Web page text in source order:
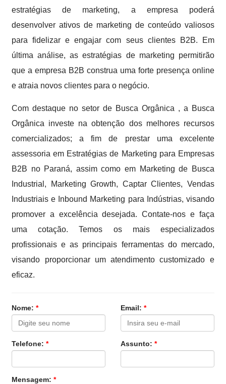
estratégias de marketing, a empresa poderá
desenvolver ativos de marketing de conteúdo valiosos
para fidelizar e engajar com seus clientes B2B. Em
última análise, as estratégias de marketing permitirão
que a empresa B2B construa uma forte presença online
e atraia novos clientes para o negócio.
Com destaque no setor de Busca Orgânica , a Busca
Orgânica investe na obtenção dos melhores recursos
comercializados; a fim de prestar uma excelente
assessoria em Estratégias de Marketing para Empresas
B2B no Paraná, assim como em Marketing de Busca
Industrial, Marketing Growth, Captar Clientes, Vendas
Industriais e Inbound Marketing para Indústrias, visando
promover a excelência desejada. Contate-nos e faça
uma cotação. Temos os mais especializados
profissionais e as principais ferramentas do mercado,
visando proporcionar um atendimento customizado e
eficaz.
Nome:* Email: *
Telefone:* Assunto: *
Mensagem:*